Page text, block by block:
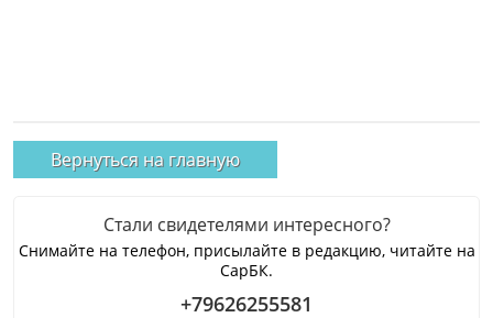
Вернуться на главную
Стали свидетелями интересного?
Снимайте на телефон, присылайте в редакцию, читайте на
СарБК.
+79626255581